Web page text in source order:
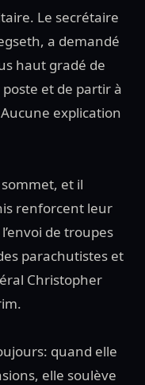
Le secrétaire
a demandé
haut gradé de
et de partir à
explication
et il
renforcent leur
de troupes
parachutistes et
Christopher
quand elle
elle soulève